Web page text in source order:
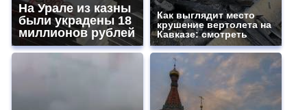
На Урале из казны
были украдены 18
миллионов рублей
Как выглядит место
крушение вертолета на
Кавказе: смотреть